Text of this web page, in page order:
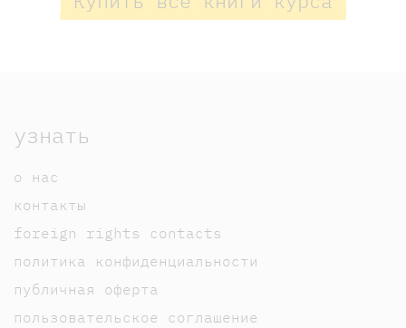
узнать
о нас
контакты
foreign rights contacts
политика конфиденциальности
публичная оферта
пользовательское соглашение